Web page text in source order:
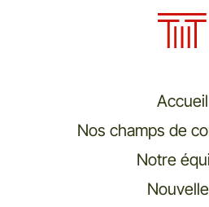
Accueil
Nos champs de
Notre